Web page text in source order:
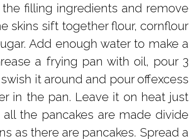
filling ingredients and remove
skins sift together flour, cornflour
Add enough water to make a
a frying pan with oil, pour 3
it around and pour offexcess
in the pan. Leave it on heat just
the pancakes are made divide
as there are pancakes. Spread a